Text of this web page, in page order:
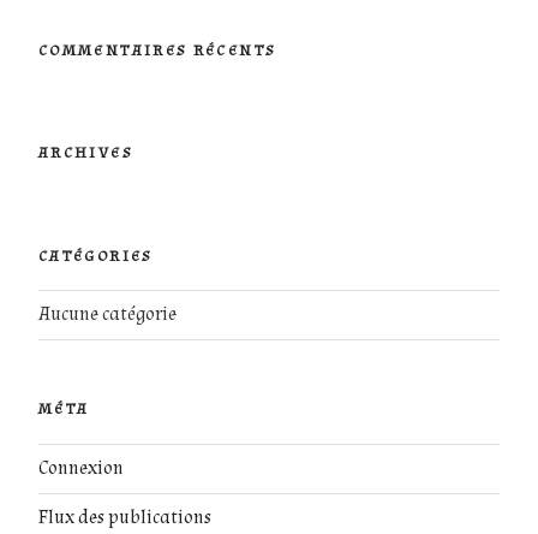
COMMENTAIRES RÉCENTS
ARCHIVES
CATÉGORIES
Aucune catégorie
MÉTA
Connexion
Flux des publications